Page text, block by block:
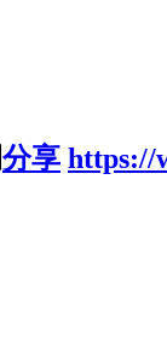
分享 https://